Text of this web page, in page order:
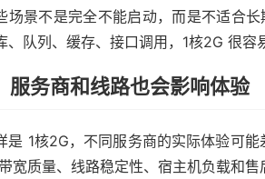
场景不是完全不能启动，而是不适合
、队列、缓存、接口调用，1核2G 很容
服务商和线路也会影响体验
是 1核2G，不同服务商的实际体验可
宽质量、线路稳定性、宿主机负载和售